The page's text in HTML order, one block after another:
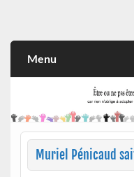
et commerciale
Menu
Muriel Pénicaud